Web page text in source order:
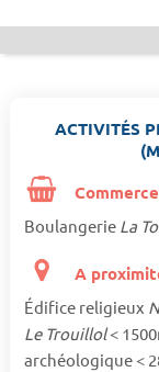
ACTIVITÉS
Boulangerie La
A
Édifice religieux
Le Trouillol<
archéologique <